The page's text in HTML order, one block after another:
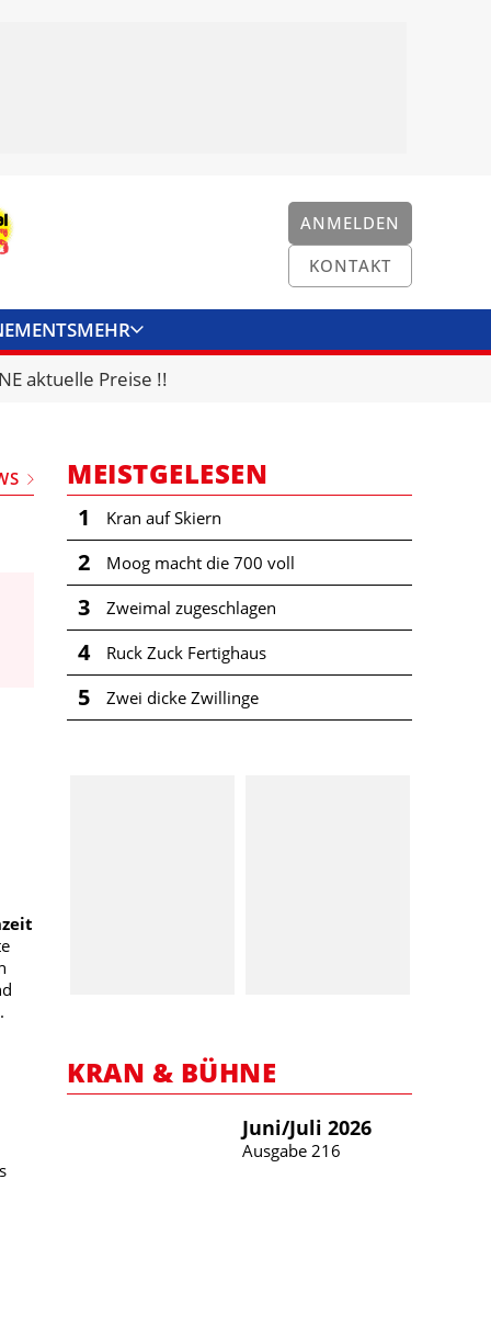
ANMELDEN
KONTAKT
MEHR
KONTAKT
aktuelle Preise !!
MEISTGELESEN
1 Kran auf Skiern
2 Moog macht die 700 voll
3 Zweimal zugeschlagen
4 Ruck Zuck Fertighaus
5 Zwei dicke Zwillinge
KRAN & BÜHNE
Juni/​Juli 2026
Ausgabe 216